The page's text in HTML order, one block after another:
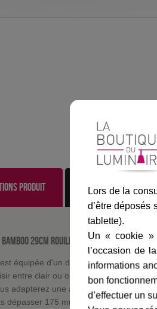
produit marque
29cm Rouille Roger Pradier
est équipée d'un diffuseur en
entre clair ou opale.
adapterez une ampoule LED ou à
dépasser 175 mm max. Sa douille est
Lors de la
d’être déposés
tablette).
Un « cookie »
l’occasion de
informations
bon
d’effectuer un